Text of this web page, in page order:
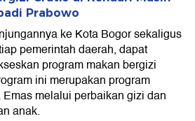
Prabowo
ke Kota Bogor sekaligus
pemerintah daerah, dapat
program makan bergizi
ini merupakan program
melalui perbaikan gizi dan
anak.